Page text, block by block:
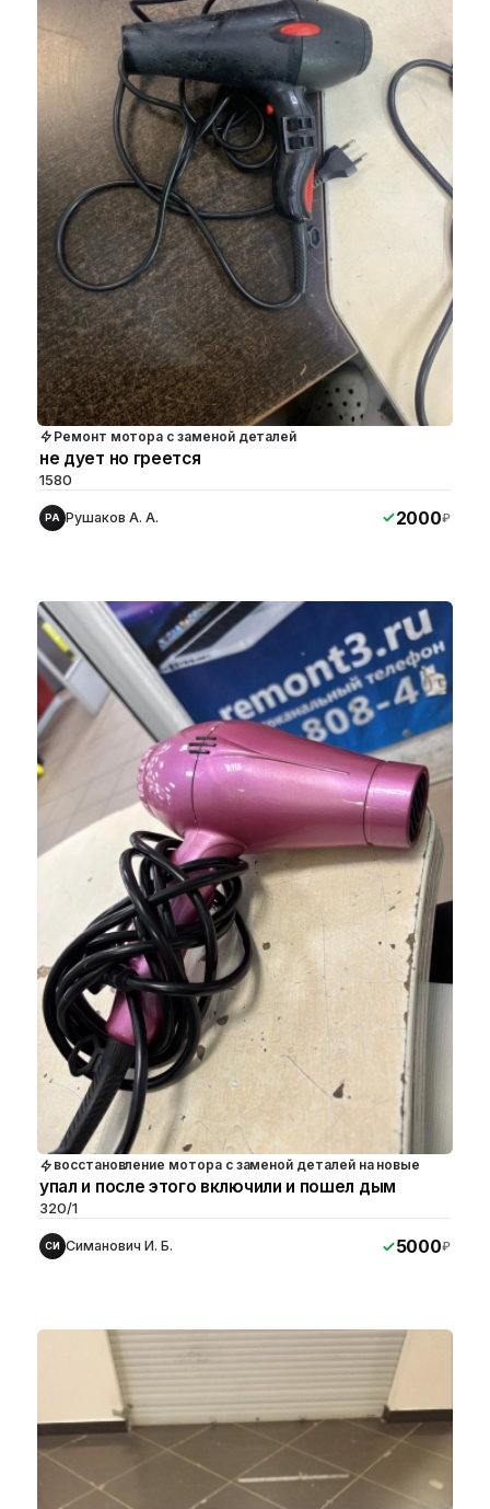
Ремонт мотора с заменой деталей
не дует но греется
1580
РА Рушаков А. А. 2000₽
восстановление мотора с заменой деталей на новые
упал и после этого включили и пошел дым
320/1
СИ Симанович И. Б. 5000₽